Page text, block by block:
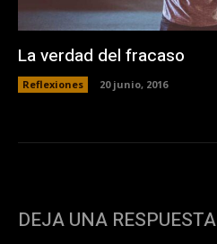
La verdad del fracaso
Reflexiones 20 junio, 2016
DEJA UNA RESPUESTA